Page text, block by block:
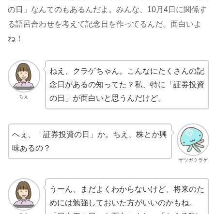
の日」なんてのもあるんだよ。みんな、10月4日に関係す
る語呂合わせを考えて記念日を作ってるんだ。面白いよ
ね！
ちえ
ねえ、クラゲちゃん。こんなにたくさんの記
念日があるの知ってた？私、特に「証券投資
の日」が面白いと思うんだけど。
ザツガクラゲ
へぇ、「証券投資の日」か。ちえ、株とか興
味あるの？
うーん、まだよくわからないけど、将来のた
めには勉強しておいた方がいいのかもね。